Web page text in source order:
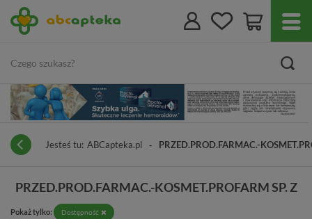
Jesteś tu: ABCapteka.pl PRZED.PROD.FARMAC.-
PRZED.PROD.FARMAC.-KOSMET.PROFARM SP. Z
Pokaż tylko: Dostępność